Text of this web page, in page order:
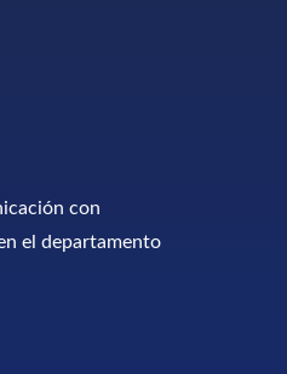
con
el departamento